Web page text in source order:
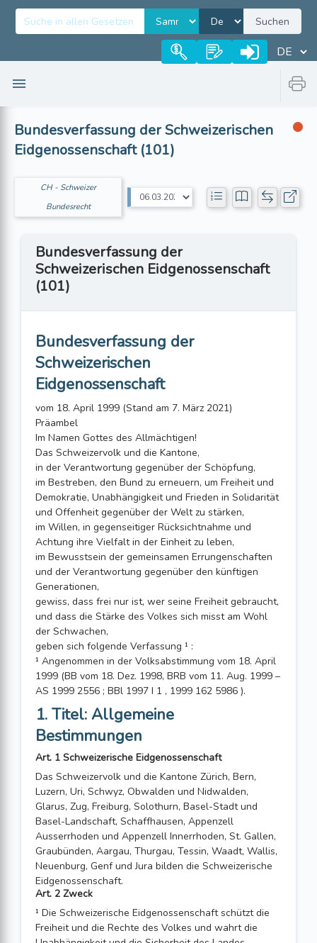
Suchen
Bundesverfassung der Schweizerischen
Eidgenossenschaft (101)
CH - Schweizer
Bundesrecht
Bundesverfassung der
Schweizerischen Eidgenossenschaft
(101)
Bundesverfassung der
Schweizerischen
Eidgenossenschaft
vom 18. April 1999 (Stand am 7. März 2021)
Präambel
Im Namen Gottes des Allmächtigen!
Das Schweizervolk und die Kantone,
in der Verantwortung gegenüber der Schöpfung,
im Bestreben, den Bund zu erneuern, um Freiheit und
Demokratie, Unabhängigkeit und Frieden in Solidarität
und Offenheit gegenüber der Welt zu stärken,
im Willen, in gegenseitiger Rücksichtnahme und
Achtung ihre Vielfalt in der Ein­heit zu leben,
im Bewusstsein der gemeinsamen Errungenschaften
und der Verantwortung gegen­über den künftigen
Generationen,
gewiss, dass frei nur ist, wer seine Freiheit gebraucht,
und dass die Stärke des Vol­kes sich misst am Wohl
der Schwachen,
geben sich folgende Verfassung ¹ :
¹ Angenommen in der Volksabstimmung vom 18. April
1999 (BB vom 18. Dez. 1998, BRB vom 11. Aug. 1999 –
AS 1999 2556 ; BBl 1997 I 1 , 1999 162 5986 ).
1. Titel: Allgemeine
Bestimmungen
Art. 1 Schweizerische Eidgenossenschaft
Das Schweizervolk und die Kantone Zürich, Bern,
Luzern, Uri, Schwyz, Obwalden und Nidwalden,
Glarus, Zug, Freiburg, Solothurn, Basel-Stadt und
Basel-Land­schaft, Schaffhausen, Appenzell
Ausserrhoden und Appenzell Innerrhoden, St. Gal­len,
Graubünden, Aargau, Thurgau, Tessin, Waadt, Wallis,
Neuenburg, Genf und Jura bilden die Schweizerische
Eidgenossenschaft.
Art. 2 Zweck
¹ Die Schweizerische Eidgenossenschaft schützt die
Freiheit und die Rechte des Volkes und wahrt die